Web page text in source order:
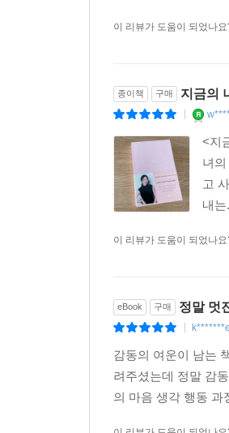
야. 네 온 마음을 다해 퍼
지난 이십 대와 삼십 대,
인지, 알맞고 바른 정도
최근에 언니가 이런 말을
“소은아, 언니는 요즘 정
음대에서 학생들을 가르
신의 기준을 낮춰야 한
이 리뷰가 도움이 되었나
종이책 구매 지금의
<지
녀
고
내는
이 리뷰가 도움이 되었나
eBook 구매 정말 멋
k*******e
감동의 여운이 남는
려주셨는데 정말 감
의 마음 생각 행동